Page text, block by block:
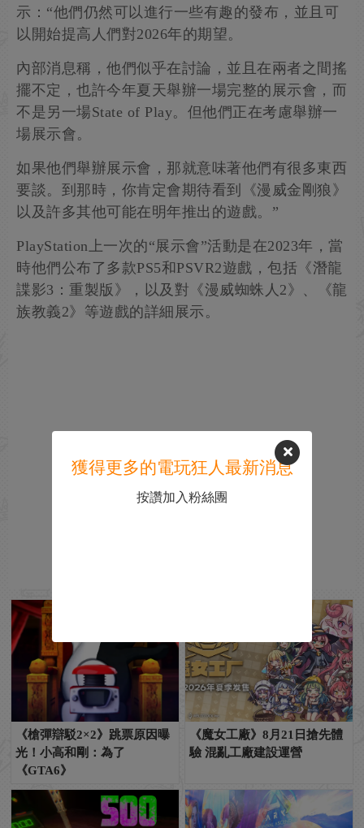
示：“他們仍然可以進行一些有趣的發布，並且可
以開始提高人們對2026年的期望。
內部消息稱，他們似乎在討論，並且在兩者之間搖
擺不定，也許今年夏天舉辦一場完整的展示會，而
不是另一場State of Play。但他們正在考慮舉辦一
場展示會。
如果他們舉辦展示會，那就意味著他們有很多東西
要談。到那時，你肯定會期待看到《漫威金剛狼》
以及許多其他可能在明年推出的遊戲。”
PlayStation上一次的“展示會”活動是在2023年，當
時他們公布了多款PS5和PSVR2遊戲，包括《潛龍
諜影3：重製版》，以及對《漫威蜘蛛人2》、《龍
族教義2》等遊戲的詳細展示。
《槍彈辯駁2×2》跳票原因曝
光！小高和剛：為了
《GTA6》
《魔女工廠》8月21日搶先體
驗 混亂工廠建設運營
獲得更多的電玩狂人最新消息
按讚加入粉絲團